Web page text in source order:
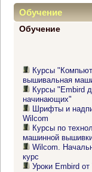
Обучение
Обучение
Курсы
вышивальная
Курсы "Embird
начинающих"
Шрифты и
Wilcom
Курсы по
машинной
Wilcom.
курс
Уроки Embird от